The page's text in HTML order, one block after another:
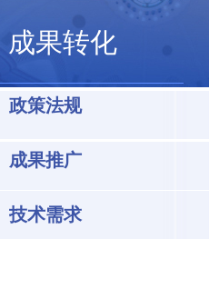
成果转化
政策法规
成果推广
技术需求